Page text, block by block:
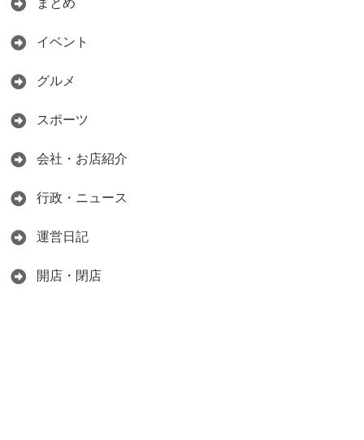
まとめ
イベント
グルメ
スポーツ
会社・お店紹介
行政・ニュース
運営日記
開店・閉店